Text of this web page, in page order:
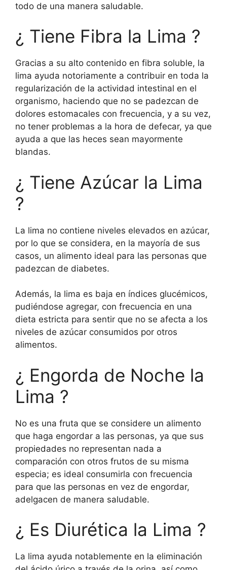
todo de una manera saludable.
¿ Tiene Fibra la Lima ?
Gracias a su alto contenido en fibra soluble, la
lima ayuda notoriamente a contribuir en toda la
regularización de la actividad intestinal en el
organismo, haciendo que no se padezcan de
dolores estomacales con frecuencia, y a su vez,
no tener problemas a la hora de defecar, ya que
ayuda a que las heces sean mayormente
blandas.
¿ Tiene Azúcar la Lima
?
La lima no contiene niveles elevados en azúcar,
por lo que se considera, en la mayoría de sus
casos, un alimento ideal para las personas que
padezcan de diabetes.
Además, la lima es baja en índices glucémicos,
pudiéndose agregar, con frecuencia en una
dieta estricta para sentir que no se afecta a los
niveles de azúcar consumidos por otros
alimentos.
¿ Engorda de Noche la
Lima ?
No es una fruta que se considere un alimento
que haga engordar a las personas, ya que sus
propiedades no representan nada a
comparación con otros frutos de su misma
especia; es ideal consumirla con frecuencia
para que las personas en vez de engordar,
adelgacen de manera saludable.
¿ Es Diurética la Lima ?
La lima ayuda notablemente en la eliminación